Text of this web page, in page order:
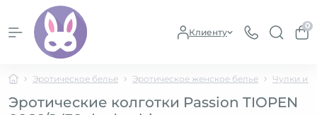
Клиенту
0
Эротическое белье Эротическое женское белье Чулки и
Эротические колготки Passion TIOPEN